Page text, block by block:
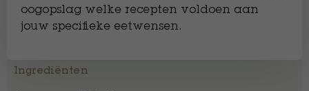
oogopslag welke recepten voldoen aan
jouw specifieke eetwensen.
Ingrediënten